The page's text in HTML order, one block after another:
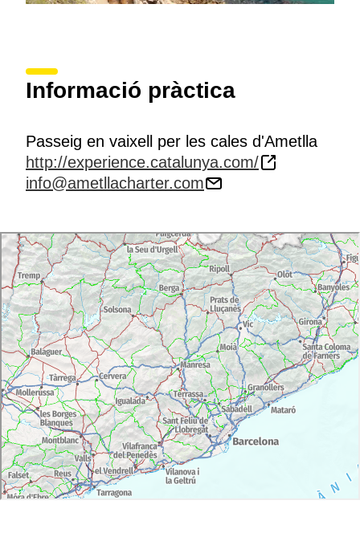
Informació pràctica
Passeig en vaixell per les cales d'Ametlla
http://experience.catalunya.com/
info@ametllacharter.com